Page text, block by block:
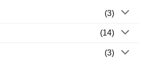
(3)
(14)
(3)